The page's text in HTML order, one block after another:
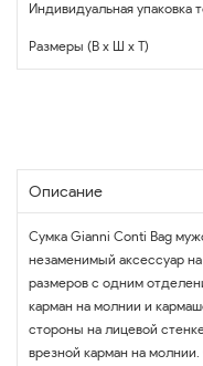
Индивидуальная упаковка
Размеры (В x Ш x Т)
Описание
Сумка Gianni Conti Bag
незаменимый аксессуар
размеров с одним
карман на молнии и
стороны на лицевой
врезной карман на